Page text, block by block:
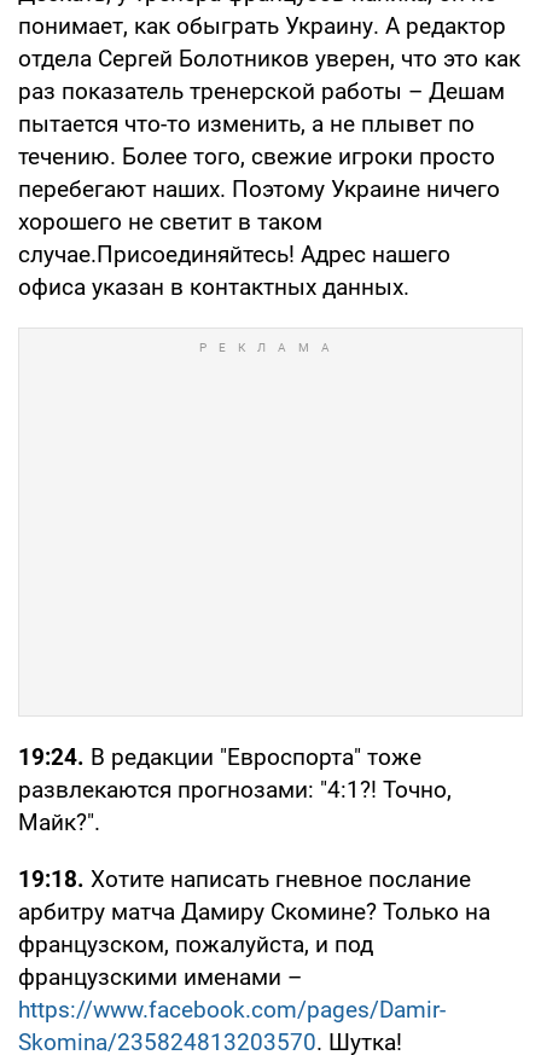
понимает, как обыграть Украину. А редактор
отдела Сергей Болотников уверен, что это как
раз показатель тренерской работы – Дешам
пытается что-то изменить, а не плывет по
течению. Более того, свежие игроки просто
перебегают наших. Поэтому Украине ничего
хорошего не светит в таком
случае.Присоединяйтесь! Адрес нашего
офиса указан в контактных данных.
19:24. В редакции "Евроспорта" тоже
развлекаются прогнозами: "4:1?! Точно,
Майк?".
19:18. Хотите написать гневное послание
арбитру матча Дамиру Скомине? Только на
французском, пожалуйста, и под
французскими именами –
https://www.facebook.com/pages/Damir-
Skomina/235824813203570. Шутка!